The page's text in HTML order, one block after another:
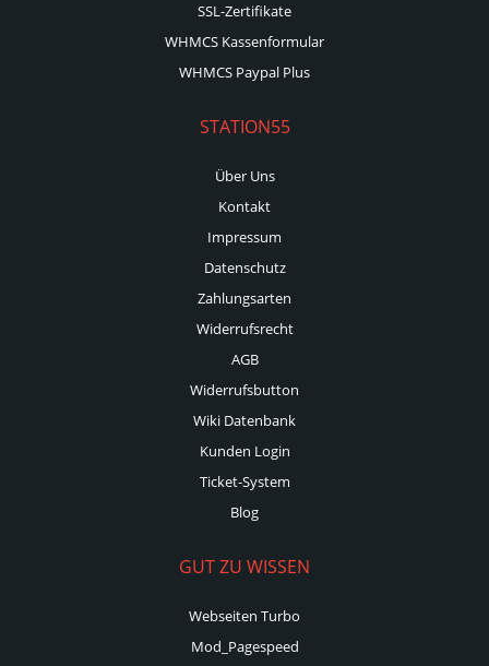
SSL-Zertifikate
WHMCS Kassenformular
WHMCS Paypal Plus
STATION55
Über Uns
Kontakt
Impressum
Datenschutz
Zahlungsarten
Widerrufsrecht
AGB
Widerrufsbutton
Wiki Datenbank
Kunden Login
Ticket-System
Blog
GUT ZU WISSEN
Webseiten Turbo
Mod_Pagespeed